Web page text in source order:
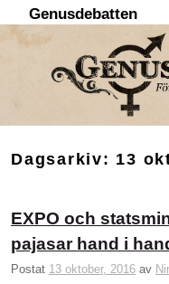
Genusdebatten
Dagsarkiv: 13
EXPO och
pajasar hand i
Postat 13 oktober, 2016 av